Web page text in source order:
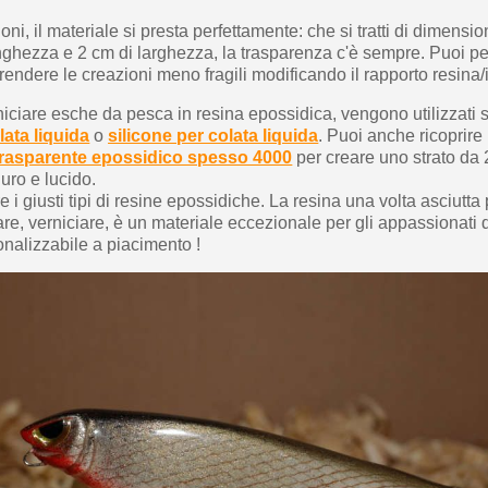
il materiale si presta perfettamente: che si tratti di
e 2 cm di larghezza, la trasparenza c'è sempre. Puoi
le creazioni meno fragili modificando il rapporto
esche da pesca in resina epossidica, vengono utilizzati
liquida osilicone per colata liquida. Puoi anche ricoprire
epossidico spesso 4000 per creare uno strato da
e lucido.
i giusti tipi di resine epossidiche. La resina una volta asciutta
verniciare, è un materiale eccezionale per gli appassionati
a piacimento !